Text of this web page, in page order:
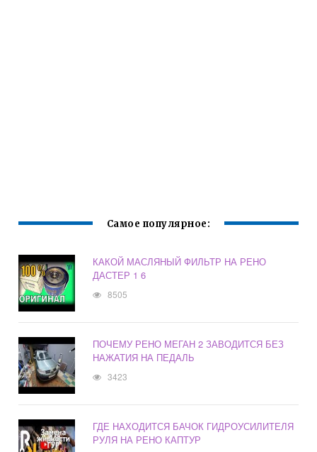
Самое популярное:
КАКОЙ МАСЛЯНЫЙ ФИЛЬТР НА РЕНО
ДАСТЕР 1 6
8505
ПОЧЕМУ РЕНО МЕГАН 2 ЗАВОДИТСЯ БЕЗ
НАЖАТИЯ НА ПЕДАЛЬ
3423
ГДЕ НАХОДИТСЯ БАЧОК ГИДРОУСИЛИТЕЛЯ
РУЛЯ НА РЕНО КАПТУР